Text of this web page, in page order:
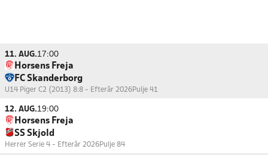
11. AUG.17:00
Horsens Freja
FC Skanderborg
U14 Piger C2 (2013) 8:8 - Efterår 2026Pulje 41
12. AUG.19:00
Horsens Freja
SS Skjold
Herrer Serie 4 - Efterår 2026Pulje 84